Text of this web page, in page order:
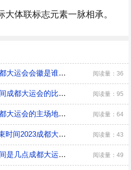
体联标志元素一脉相承。
2023年成都大运会时间成都大运会会徽是谁设计的 阅读量：36
2023年成都大运会举办时间成都大运会的比赛项目有哪些 阅读量：95
2023成都大运会放假吗成都大运会的主场地在哪 阅读量：64
成都大运会开始时间和结束时间2023成都大运会的口号是什么 阅读量：43
2023成都大运会开幕式时间是几点成都大运会有什么意义 阅读量：49